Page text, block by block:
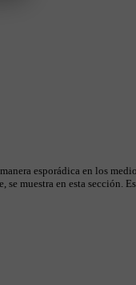
esporádica en los
muestra en esta sección.